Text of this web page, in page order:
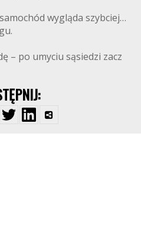
wygląda szybciej…
– po umyciu sąsiedzi zacz